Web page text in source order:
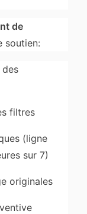
de
soutien:
filtres
(ligne
sur 7)
originales